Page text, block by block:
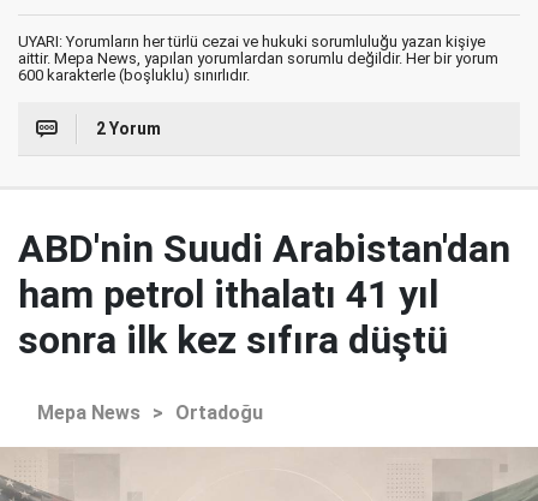
UYARI: Yorumların her türlü cezai ve hukuki sorumluluğu yazan kişiye
aittir. Mepa News, yapılan yorumlardan sorumlu değildir. Her bir yorum
600 karakterle (boşluklu) sınırlıdır.
2 Yorum
ABD'nin Suudi Arabistan'dan
ham petrol ithalatı 41 yıl
sonra ilk kez sıfıra düştü
Mepa News > Ortadoğu